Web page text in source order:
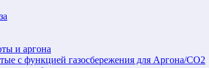
и аргона
c функцией газосбережения для Аргона/СО2